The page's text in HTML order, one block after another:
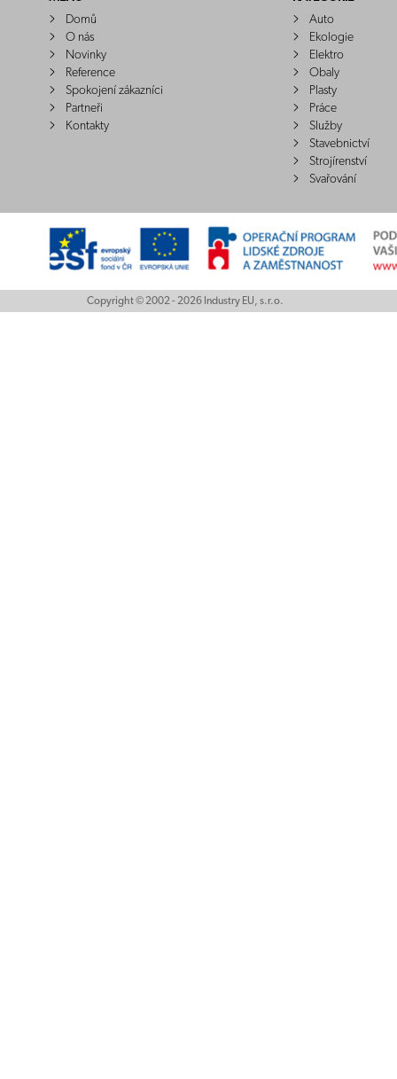
Domů
O nás
Novinky
Reference
Spokojení zákazníci
Partneři
Kontakty
Auto
Ekologie
Elektro
Obaly
Plasty
Práce
Služby
Stavebnictví
Strojírenství
Svařování
Copyright © 2002 - 2026 Industry EU, s.r.o.